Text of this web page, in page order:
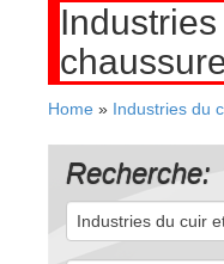
Home » Industries du
Recherche:
Industries du cuir